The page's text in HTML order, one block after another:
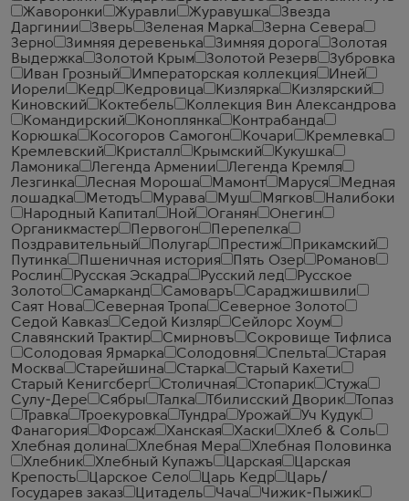
Жаворонки
Журавли Журавушка
Звезда
Даргинии
Зверь Зеленая Марка
Зерна Севера
Зерно
Зимняя деревенька Зимняя дорога
Золотая
Выдержка
Золотой Крым Золотой Резерв
Зубровка
Иван Грозный
Императорская коллекция
Иней
Иорели
Кедр Кедровица Кизлярка
Кизлярский
Киновский
Коктебель
Коллекция Вин Александрова
Командирский
Коноплянка
Контрабанда
Корюшка
Косогоров Самогон Кочари
Кремлевка
Кремлевский
Кристалл Крымский
Кукушка
Ламоника
Легенда Армении
Легенда Кремля
Лезгинка
Лесная Мороша Мамонт Маруся
Медная
лошадка
Методъ Мурава Муш Мягков
Налибоки
Народный Капитал
Ной Оганян
Онегин
Органикмастер
Первогон
Перепелка
Поздравительный
Полугар Престиж
Прикамский
Путинка
Пшеничная история Пять Озер
Романов
Рослин
Русская Эскадра Русский лед
Русское
Золото
Самарканд Самоваръ
Сараджишвили
Саят Нова
Северная Тропа
Северное Золото
Седой Кавказ
Седой Кизляр
Сейлорс Хоум
Славянский Трактир
Смирновъ
Сокровище Тифлиса
Солодовая Ярмарка
Солодовня Спельта
Старая
Москва
Старейшина Старка
Старый Кахети
Старый Кенигсберг
Столичная Стопарик
Стужа
Сулу-Дере
Сябры Талка Тбилисский Дворик
Топаз
Травка
Троекуровка Тундра Урожай
Уч Кудук
Фанагория
Форсаж Ханская Хаски
Хлеб & Соль
Хлебная долина
Хлебная Мера
Хлебная Половинка
Хлебник
Хлебный Купажъ Царская
Царская
Крепость
Царское Село Царь Кедр
Царь/
Государев заказ
Цитадель Чача
Чижик-Пыжик